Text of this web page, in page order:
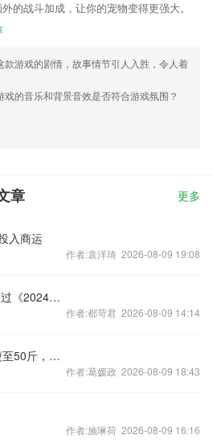
的战斗加成，让你的宠物变得更强大。
款游戏的剧情，故事情节引人入胜，令人着
戏的音乐和背景音效是否符合游戏氛围？
章 更多
入商运
作者:袁洋琦 2026-08-09 19:08
香港特区政府欢迎立法会通过《2024年印花税法例（杂项修订）条例草案》
作者:都苛君 2026-08-09 14:14
深圳24岁姑娘全身骨痛暴瘦至50斤，病根竟是颈部一枚腺瘤
作者:葛媛政 2026-08-09 18:43
作者:施琳荷 2026-08-09 16:16